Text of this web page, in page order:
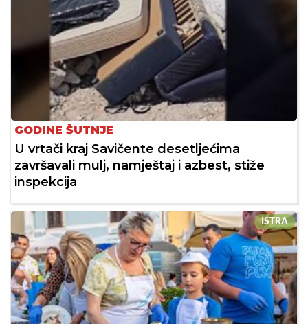
GODINE ŠUTNJE
U vrtači kraj Savičente desetljećima
završavali mulj, namještaj i azbest, stiže
inspekcija
ISTRA